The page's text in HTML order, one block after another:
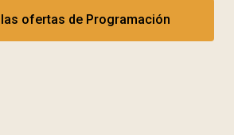
ofertas de Programación